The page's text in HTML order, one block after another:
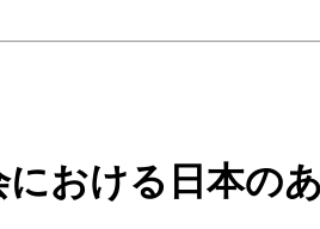
おける日本のあ